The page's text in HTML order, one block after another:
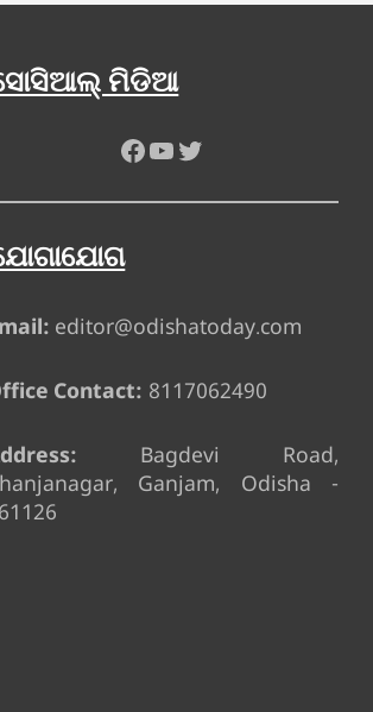
ମିଡିଆ
Facebook
YouTube
Twitter
editor@odishatoday.com
Contact: 8117062490
Bagdevi Road,
Ganjam, Odisha -